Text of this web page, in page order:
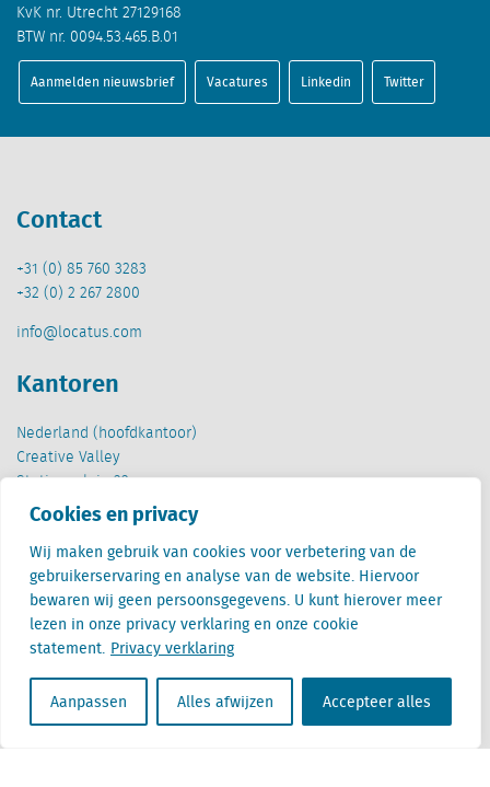
Cookies en privacy
Wij maken gebruik van cookies voor verbetering van de
gebruikerservaring en analyse van de website. Hiervoor
bewaren wij geen persoonsgegevens. U kunt hierover meer
lezen in onze privacy verklaring en onze cookie
statement. Privacy verklaring
Aanpassen Alles afwijzen Accepteer alles
KvK nr. Utrecht 27129168
BTW nr. 0094.53.465.B.01
Aanmelden nieuwsbrief Vacatures Linkedin Twitter
Contact
+31 (0) 85 760 3283
+32 (0) 2 267 2800
info@locatus.com
Kantoren
Nederland (hoofdkantoor)
Creative Valley
Stationsplein 32
3511 ED Utrecht
België
Cantersteen 47
1000 Brussel